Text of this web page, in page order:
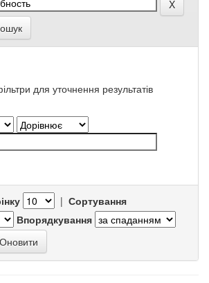
для уточнення результатів
| Сортування
Впорядкування